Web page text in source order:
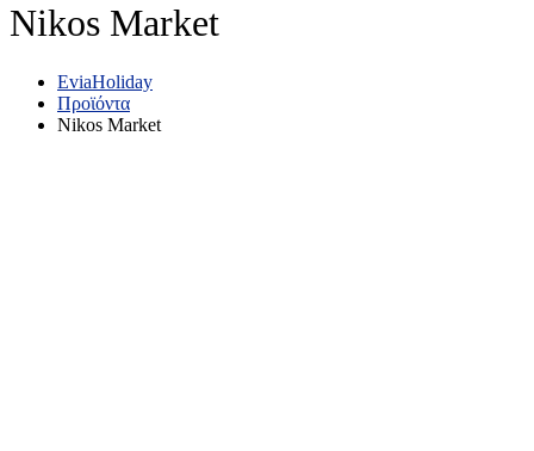
Nikos Market
EviaHoliday
Προϊόντα
Nikos Market